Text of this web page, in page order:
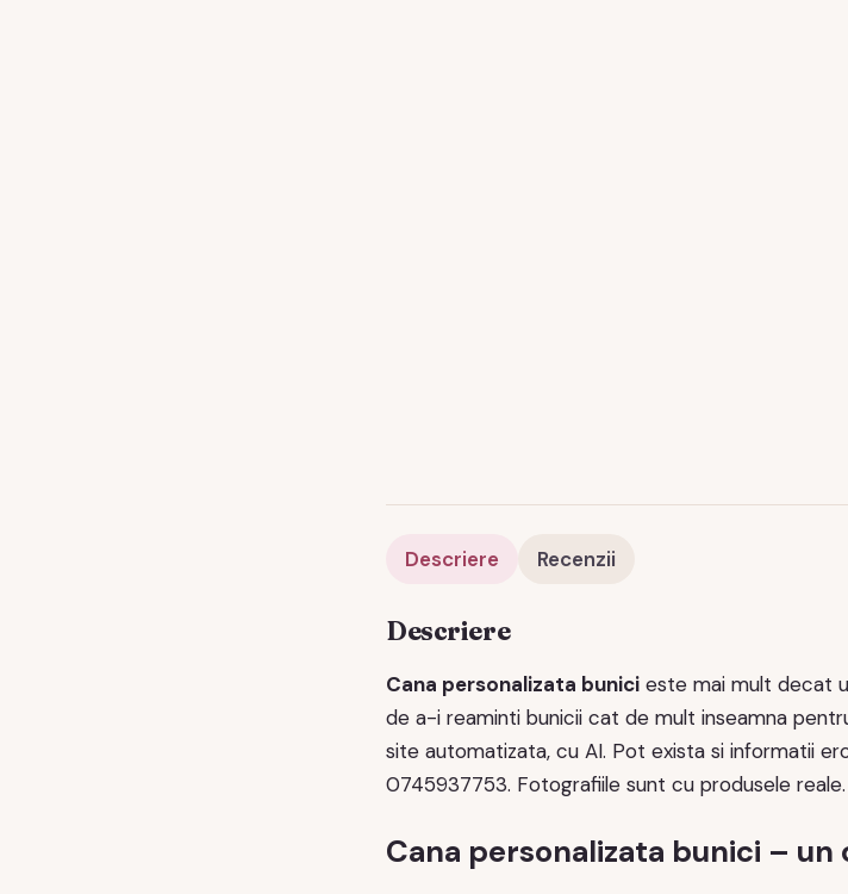
Descriere Recenzii
Descriere
Cana personalizata bunici este mai mult decat
de a-i reaminti bunicii cat de mult inseamna
site automatizata, cu AI. Pot exista si informatii
0745937753. Fotografiile sunt cu produsele reale.
Cana personalizata bunici –